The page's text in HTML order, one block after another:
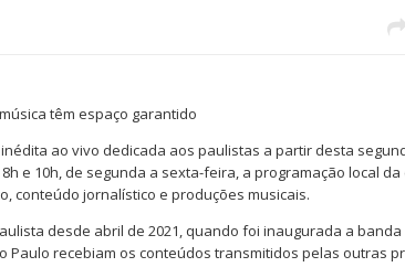
têm espaço garantido
ao vivo dedicada aos paulistas a partir desta
e 10h, de segunda a sexta-feira, a programação local
conteúdo jornalístico e produções musicais.
desde abril de 2021, quando foi inaugurada a banda
Paulo recebiam os conteúdos transmitidos pelas outras